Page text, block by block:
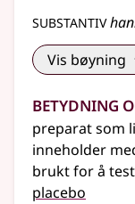
substantiv
Vis bøyning
Betydning
preparat som
inneholder
brukt for å
placebo